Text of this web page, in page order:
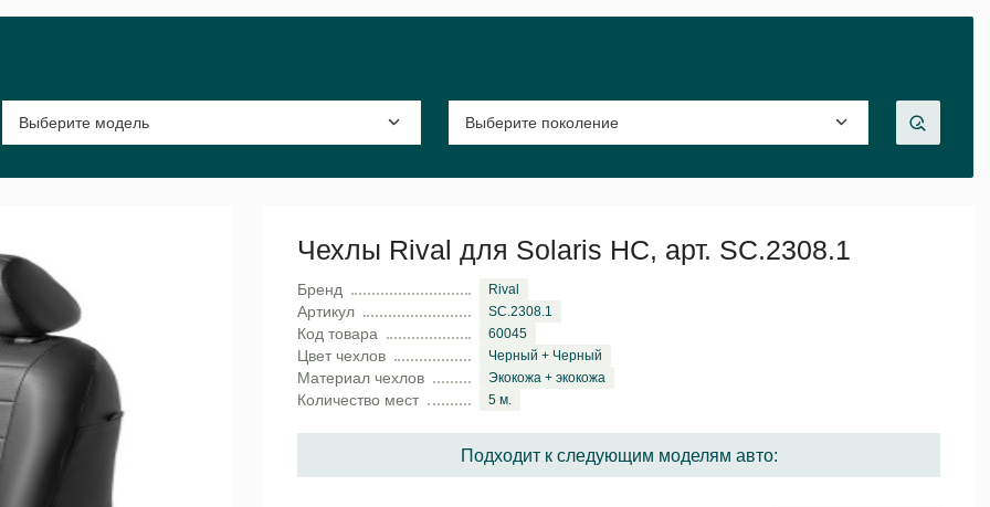
Чехлы Rival для Solaris HC, арт. SC.2308.1
Бренд Rival
Артикул SC.2308.1
Код товара 60045
Цвет чехлов Черный + Черный
Материал чехлов Экокожа + экокожа
Количество мест 5 м.
Подходит к следующим моделям авто: